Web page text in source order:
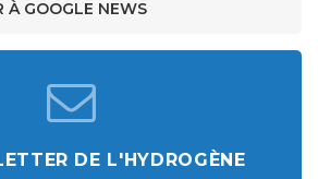
À GOOGLE NEWS
DE L'HYDROGÈNE